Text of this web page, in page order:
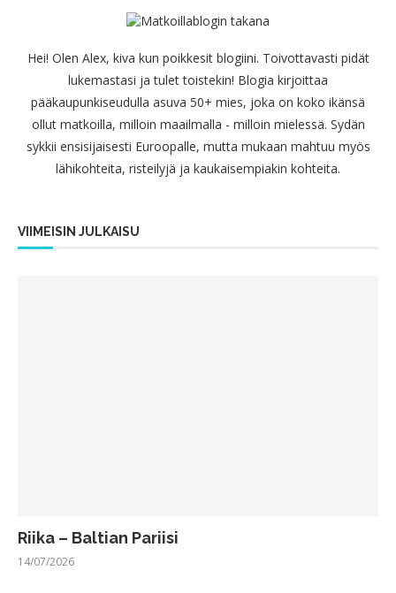
Hei! Olen Alex, kiva kun poikkesit blogiini. Toivottavasti pidät
lukemastasi ja tulet toistekin! Blogia kirjoittaa
pääkaupunkiseudulla asuva 50+ mies, joka on koko ikänsä
ollut matkoilla, milloin maailmalla - milloin mielessä. Sydän
sykkii ensisijaisesti Euroopalle, mutta mukaan mahtuu myös
lähikohteita, risteilyjä ja kaukaisempiakin kohteita.
VIIMEISIN JULKAISU
Riika – Baltian Pariisi
14/07/2026